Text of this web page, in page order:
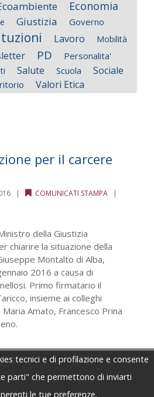
Economia
Giustizia Governo
Lavoro
Mobilità
PD Personalita'
Salute Scuola Sociale
Valori Etica
per il carcere
| COMUNICATI STAMPA
|
della Giustizia
chiarire la situazione della
Montalto di Alba,
2016 a causa di
Primo firmatario il
insieme ai colleghi
Amato, Francesco Prina
tecnici e di profilazione e consente
parti" che permettono di inviarti
le tue preferenze.